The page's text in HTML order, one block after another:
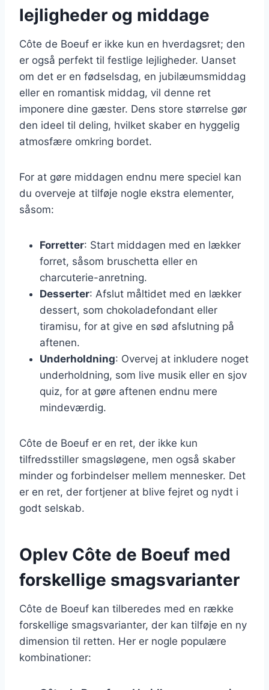
lejligheder og middage
Côte de Boeuf er ikke kun en hverdagsret; den
er også perfekt til festlige lejligheder. Uanset
om det er en fødselsdag, en jubilæumsmiddag
eller en romantisk middag, vil denne ret
imponere dine gæster. Dens store størrelse gør
den ideel til deling, hvilket skaber en hyggelig
atmosfære omkring bordet.
For at gøre middagen endnu mere speciel kan
du overveje at tilføje nogle ekstra elementer,
såsom:
Forretter: Start middagen med en lækker
forret, såsom bruschetta eller en
charcuterie-anretning.
Desserter: Afslut måltidet med en lækker
dessert, som chokoladefondant eller
tiramisu, for at give en sød afslutning på
aftenen.
Underholdning: Overvej at inkludere noget
underholdning, som live musik eller en sjov
quiz, for at gøre aftenen endnu mere
mindeværdig.
Côte de Boeuf er en ret, der ikke kun
tilfredsstiller smagsløgene, men også skaber
minder og forbindelser mellem mennesker. Det
er en ret, der fortjener at blive fejret og nydt i
godt selskab.
Oplev Côte de Boeuf med
forskellige smagsvarianter
Côte de Boeuf kan tilberedes med en række
forskellige smagsvarianter, der kan tilføje en ny
dimension til retten. Her er nogle populære
kombinationer: